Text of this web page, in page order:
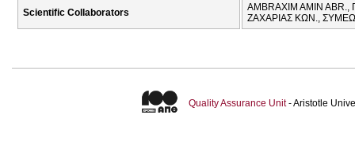
Scientific Collaborators
AMBRAXIM AMIN
ΖΑΧΑΡΙΑΣ ΚΩΝ.,
Quality Assurance Unit- Aristotle